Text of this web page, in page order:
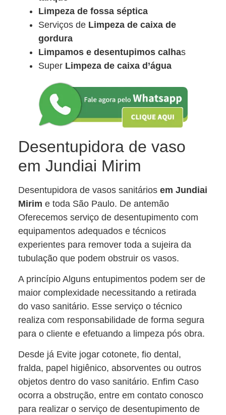
Limpeza de fossa séptica
Serviços de Limpeza de caixa de
gordura
Limpamos e desentupimos calhas
Super Limpeza de caixa d’água
Desentupidora de vaso
em Jundiai Mirim
Desentupidora de vasos sanitários em Jundiai
Mirim e toda São Paulo. De antemão
Oferecemos serviço de desentupimento com
equipamentos adequados e técnicos
experientes para remover toda a sujeira da
tubulação que podem obstruir os vasos.
A princípio Alguns entupimentos podem ser de
maior complexidade necessitando a retirada
do vaso sanitário. Esse serviço o técnico
realiza com responsabilidade de forma segura
para o cliente e efetuando a limpeza pós obra.
Desde já Evite jogar cotonete, fio dental,
fralda, papel higiênico, absorventes ou outros
objetos dentro do vaso sanitário. Enfim Caso
ocorra a obstrução, entre em contato conosco
para realizar o serviço de desentupimento de